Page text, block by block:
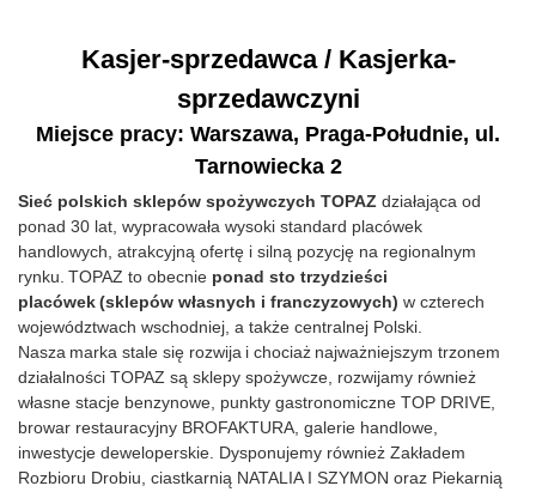
Kasjer-sprzedawca / Kasjerka-
sprzedawczyni
Miejsce pracy: Warszawa, Praga-Południe, ul.
Tarnowiecka 2
Sieć polskich sklepów spożywczych TOPAZ działająca od
ponad 30 lat , wypracowała wysoki standard placówek
handlowych, atrakcyjną ofertę i silną pozycję na regionalnym
rynku. TOPAZ to obecnie ponad sto trzydzieści
placówek(sklepów własnych i franczyzowych) w czterech
województwach wschodniej, a także centralnej Polski.
Nasza marka stale się rozwija i chociaż najważniejszym trzonem
działalności TOPAZ są sklepy spożywcze , rozwijamy również
własne stacje benzynowe, punkty gastronomiczne TOP DRIVE,
browar restauracyjny BROFAKTURA, galerie handlowe,
inwestycje deweloperskie. Dysponujemy również Zakładem
Rozbioru Drobiu, ciastkarnią NATALIA I SZYMON oraz Piekarnią